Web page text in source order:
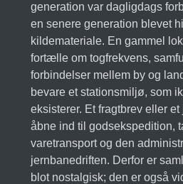
generation var dagligdags
en senere generation blevet
kildemateriale. En gammel
fortælle om togfrekvens,
forbindelser mellem by og
bevare et stationsmiljø, som
eksisterer. Et fragtbrev eller
åbne ind til godsekspedition,
varetransport og den
jernbanedriften. Derfor er
blot nostalgisk; den er også